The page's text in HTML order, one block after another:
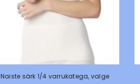
Naiste särk 1/4 varrukatega, valge